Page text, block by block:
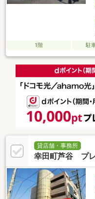
1階 駐
貸店舗・事務所
幸田町芦谷 プ